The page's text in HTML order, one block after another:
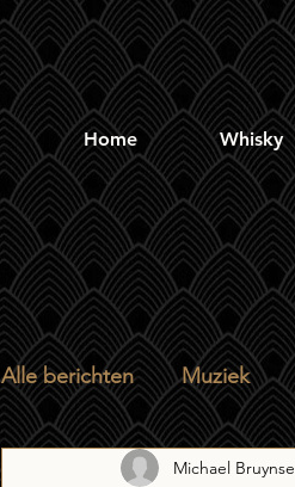
Home Whisky
Alle berichten Muziek
Michael Bruynse